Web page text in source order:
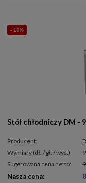
- 10%
Stół chłodniczy DM -
Producent:
wymiary (dł. / gł. / wys.)
Sugerowana cena netto:
Nasza cena: